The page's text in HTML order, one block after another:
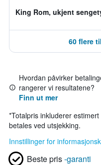
King Rom, ukjent
60 flere
Hvordan påvirker
rangerer vi resultatene?
Finn ut mer
*Totalpris inkluderer
betales ved utsjekking.
Innstillinger for
Beste pris-garanti